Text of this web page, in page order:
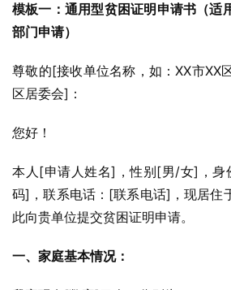
模板一：通用型贫困证明申请书（适
部门申请）
尊敬的[接收单位名称，如：XX市XX
区居委会]：
您好！
本人[申请人姓名]，性别[男/女]，身
码]，联系电话：[联系电话]，现居住
此向贵单位提交贫困证明申请。
一、家庭基本情况：